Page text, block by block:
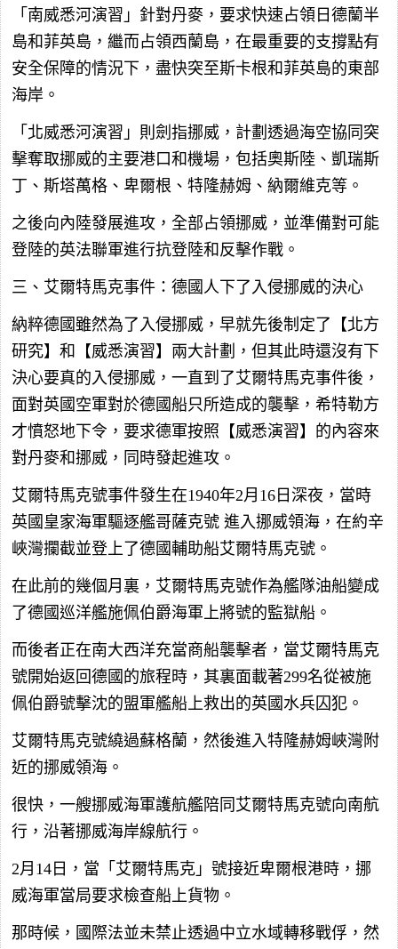
「南威悉河演習」針對丹麥，要求快速占領日德蘭半
島和菲英島，繼而占領西蘭島，在最重要的支撐點有
安全保障的情況下，盡快突至斯卡根和菲英島的東部
海岸。
「北威悉河演習」則劍指挪威，計劃透過海空協同突
擊奪取挪威的主要港口和機場，包括奧斯陸、凱瑞斯
丁、斯塔萬格、卑爾根、特隆赫姆、納爾維克等。
之後向內陸發展進攻，全部占領挪威，並準備對可能
登陸的英法聯軍進行抗登陸和反擊作戰。
三、艾爾特馬克事件：德國人下了入侵挪威的決心
納粹德國雖然為了入侵挪威，早就先後制定了【北方
研究】和【威悉演習】兩大計劃，但其此時還沒有下
決心要真的入侵挪威，一直到了艾爾特馬克事件後，
面對英國空軍對於德國船只所造成的襲擊，希特勒方
才憤怒地下令，要求德軍按照【威悉演習】的內容來
對丹麥和挪威，同時發起進攻。
艾爾特馬克號事件發生在1940年2月16日深夜，當時
英國皇家海軍驅逐艦哥薩克號 進入挪威領海，在約辛
峽灣攔截並登上了德國輔助船艾爾特馬克號。
在此前的幾個月裏，艾爾特馬克號作為艦隊油船變成
了德國巡洋艦施佩伯爵海軍上將號的監獄船。
而後者正在南大西洋充當商船襲擊者，當艾爾特馬克
號開始返回德國的旅程時，其裏面載著299名從被施
佩伯爵號擊沈的盟軍艦船上救出的英國水兵囚犯。
艾爾特馬克號繞過蘇格蘭，然後進入特隆赫姆峽灣附
近的挪威領海。
很快，一艘挪威海軍護航艦陪同艾爾特馬克號向南航
行，沿著挪威海岸線航行。
2月14日，當「艾爾特馬克」號接近卑爾根港時，挪
威海軍當局要求檢查船上貨物。
那時候，國際法並未禁止透過中立水域轉移戰俘，然